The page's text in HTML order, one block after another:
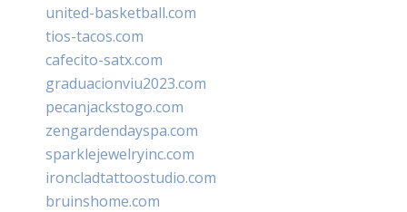
united-basketball.com
tios-tacos.com
cafecito-satx.com
graduacionviu2023.com
pecanjackstogo.com
zengardendayspa.com
sparklejewelryinc.com
ironcladtattoostudio.com
bruinshome.com